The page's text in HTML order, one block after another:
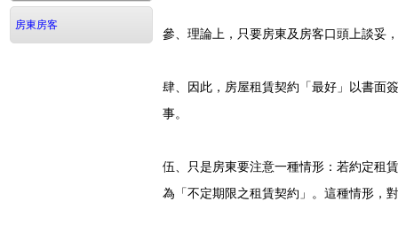
房東房客 參、理論上，只要房東及房客口頭上談妥
肆、因此，房屋租賃契約「最好」以書面
事。
伍、只是房東要注意一種情形：若約定租
為「不定期限之租賃契約」。這種情形，